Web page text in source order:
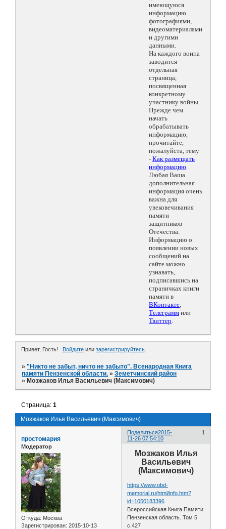
имеющуюся
информацию
фотографиями,
видеоматериалами
и другими
данными.
На каждого воина
заводится
отдельная
страница,
посвященная
конкретному
участнику войны.
Прежде чем
начать
обрабатывать
информацию,
прочитайте,
пожалуйста, тему
- Как размещать
информацию.
Любая Ваша
дополнительная
информация очень
важна для
увековечивания
памяти
защитников
Отечества.
Информацию о
появлении новых
сообщений на
сайте можно
узнавать,
подписавшись на
страничках книги
памяти в
ВКонтакте,
Телеграмм или
Твиттер.
Привет, Гость! Войдитеили зарегистрируйтесь.
»"Никто не забыт, ничто не забыто". Всенародная Книга
памяти Пензенской области. »Земетчинский район
» Мозжаков Илья Васильевич (Максимович)
Мозжаков Илья Васильевич (Максимович)
Страница:1
Поделиться 1
2015-
11-26 07:54:10
простомария
Модератор
Откуда: Москва
Зарегистрирован: 2015-10-13
Мозжаков Илья
Васильевич
(Максимович)
https://www.obd-
memorial.ru/html/info.htm?
id=1050183396
Всероссийская Книга Памяти.
Пензенская область. Том 5
с.427